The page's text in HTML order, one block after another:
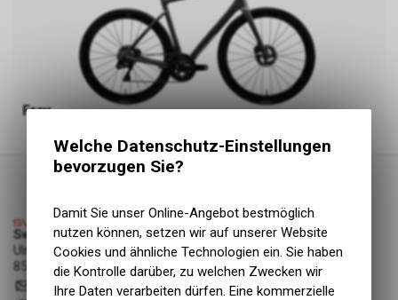
Fray
Swiss Cycle Protection - Fabian Löhrer
Ulmenstrasse 3a
8500 Frauenfeld
info@swisscycleprotection.ch
Welche Datenschutz-Einstellungen
bevorzugen Sie?
Damit Sie unser Online-Angebot bestmöglich
nutzen können, setzen wir auf unserer Website
Cookies und ähnliche Technologien ein. Sie haben
die Kontrolle darüber, zu welchen Zwecken wir
Ihre Daten verarbeiten dürfen. Eine kommerzielle